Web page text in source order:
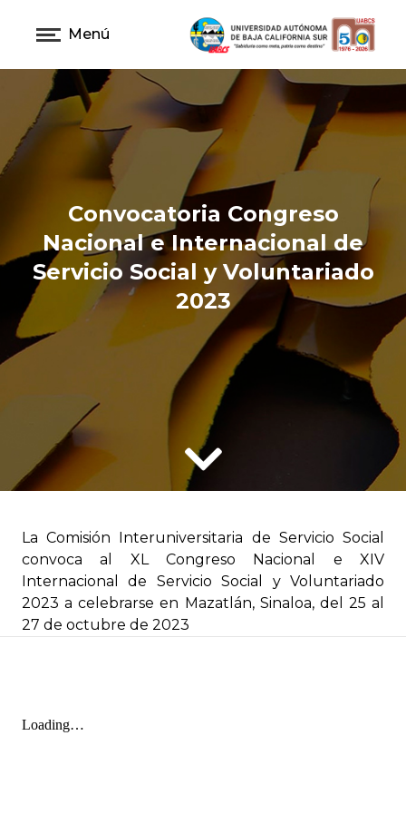
Menú
Convocatoria Congreso
Nacional e Internacional de
Servicio Social y Voluntariado
2023
La Comisión Interuniversitaria de Servicio Social
convoca al XL Congreso Nacional e XIV
Internacional de Servicio Social y Voluntariado
2023 a celebrarse en Mazatlán, Sinaloa, del 25 al
27 de octubre de 2023